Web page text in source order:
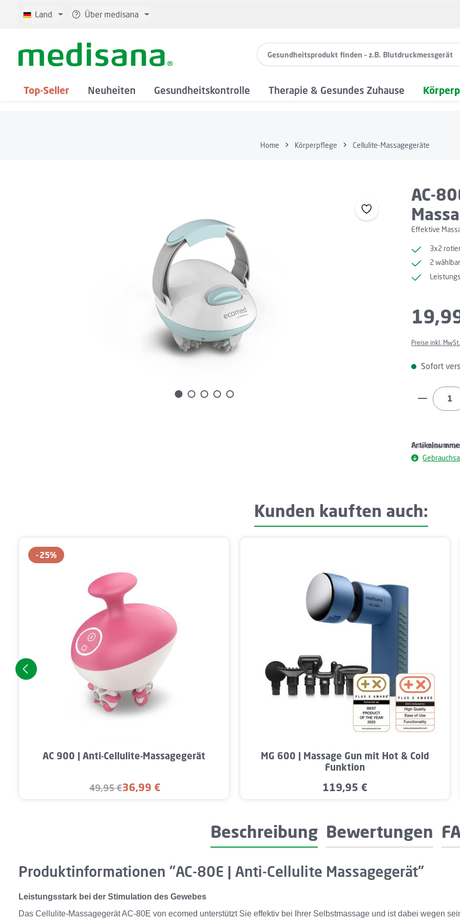
Hauptinhalt springen
Zur Suche springen
Zur Hauptnavigation springen
Land Über medisana
Top-Seller Neuheiten Gesundheitskontrolle Therapie & Gesundes Zuhause
Home Körperpflege Cellulite-Massagegeräte
AC-
Effektive
3x2
2
Preise inkl.
Sofort
Teile dieser
Kunden kauften auch:
25%
Produkt Anzahl: Gib den gewünschten Wert ein oder benutze die Schaltflächen
AC 900 | Anti-Cellulite-Massagegerät
Verkaufspreis:
36,99 €
Regulärer Preis:
49,95 €
Produkt Anzahl: Gib den
MG 600 | Massage Gun mit Hot & Cold
Funktion
Regulärer Preis:
119,95 €
Beschreibung Bewertungen
Produktinformationen "AC-80E | Anti-Cellulite Massagegerät"
Leistungsstark bei der Stimulation des Gewebes
Das Cellulite-Massagegerät AC-80E von ecomed unterstützt Sie effektiv bei Ihrer Selbstmassage und ist dabei wegen